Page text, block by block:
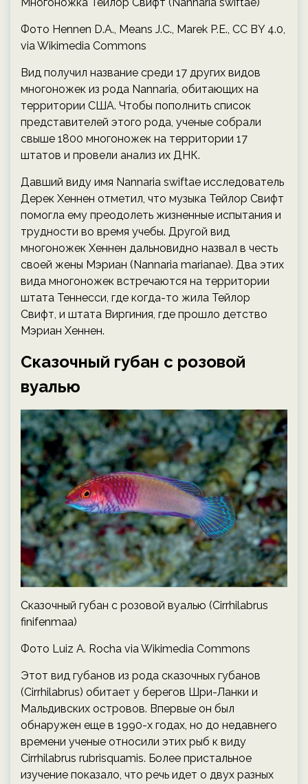
Фото Hennen D.A., Means J.C., Marek P.E., CC BY 4.0,
via Wikimedia Commons
Вид получил название среди 17 других видов
многоножек из рода Nannaria, обитающих на
территории США. Чтобы пополнить список
представителей этого рода, ученые собрали
свыше 1800 многоножек на территории 17
штатов и провели анализ их ДНК.
Давший виду имя Nannaria swiftae исследователь
Дерек Хеннен отметил, что музыка Тейлор Свифт
помогла ему преодолеть жизненные испытания и
трудности во время учебы. Другой вид
многоножек Хеннен дальновидно назвал в честь
своей жены Мэриан (Nannaria marianae). Два этих
вида многоножек встречаются на территории
штата Теннесси, где когда-то жила Тейлор
Свифт, и штата Виргиния, где прошло детство
Мэриан Хеннен.
Сказочный губан с розовой
вуалью
Сказочный губан с розовой вуалью (Cirrhilabrus
finifenmaa)
Фото Luiz A. Rocha via Wikimedia Commons
Этот вид губанов из рода сказочных губанов
(Cirrhilabrus) обитает у берегов Шри-Ланки и
Мальдивских островов. Впервые он был
обнаружен еще в 1990-х годах, но до недавнего
времени ученые относили этих рыб к виду
Cirrhilabrus rubrisquamis. Более пристальное
изучение показало, что речь идет о двух разных